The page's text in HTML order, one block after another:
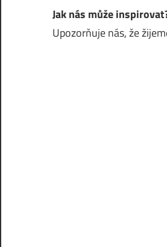
Jak nás může
Upozorňuje nás, že